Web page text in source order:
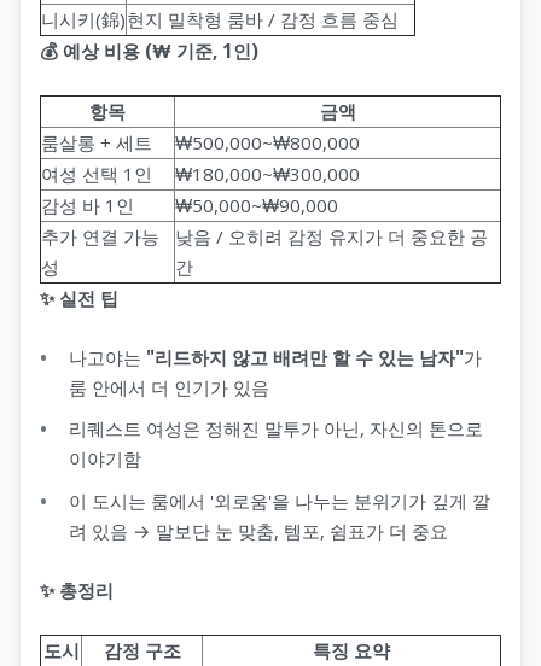
니시키(錦)현지 밀착형 룸바 / 감정 흐름 중심
💰 예상 비용 (₩ 기준, 1인)
항목
금액
룸살롱 + 세트
₩500,000~₩800,000
여성 선택 1인
₩180,000~₩300,000
감성 바 1인
₩50,000~₩90,000
추가 연결 가능
성
낮음 / 오히려 감정 유지가 더 중요한 공
간
✨ 실전 팁
나고야는 "리드하지 않고 배려만 할 수 있는 남자"가
룸 안에서 더 인기가 있음
리퀘스트 여성은 정해진 말투가 아닌, 자신의 톤으로
이야기함
이 도시는 룸에서 '외로움'을 나누는 분위기가 깊게 깔
려 있음 → 말보단 눈 맞춤, 템포, 쉼표가 더 중요
✨ 총정리
도시 감정 구조
특징 요약